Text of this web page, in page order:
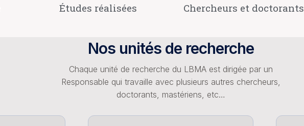
Études réalisées Chercheurs et doctorants
Nos unités de recherche
Chaque unité de recherche du LBMA est dirigée par un
Responsable qui travaille avec plusieurs autres chercheurs,
doctorants, mastériens, etc…